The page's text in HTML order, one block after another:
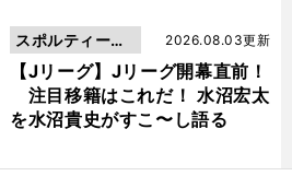
【Jリーグ】Jリーグ開幕直前！
注目移籍はこれだ！ 水沼宏太
を水沼貴史がすこ〜し語る
2026.08.03更新
スポルティーバ
動画